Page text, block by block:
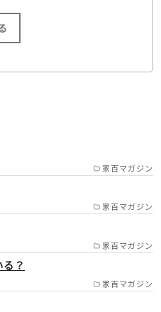
臼杵市／津久見
豊後高田市／杵築
後大野市／速見
珠郡九重町／玖珠
家百マガジン
家百マガジン
家百マガジン
家百マガジン
？